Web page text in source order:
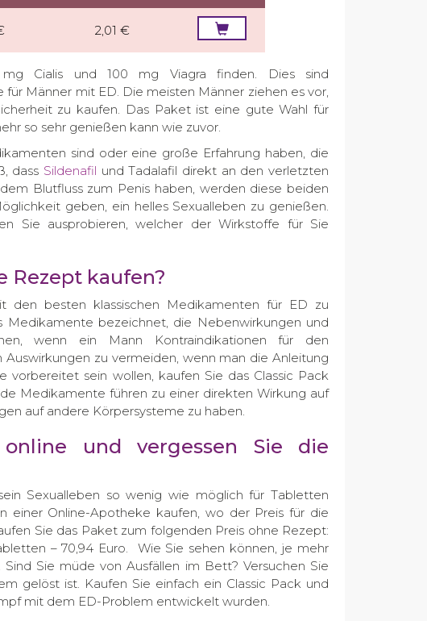
2,01 €
Cialis und 100 mg Viagra finden. Dies sind
Männer mit ED. Die meisten Männer ziehen es vor,
zu kaufen. Das Paket ist eine gute Wahl für
so sehr genießen kann wie zuvor.
sind oder eine große Erfahrung haben, die
dass Sildenafil und Tadalafil direkt an den verletzten
Blutfluss zum Penis haben, werden diese beiden
geben, ein helles Sexualleben zu genießen.
Sie ausprobieren, welcher der Wirkstoffe für Sie
Rezept kaufen?
den besten klassischen Medikamenten für ED zu
Medikamente bezeichnet, die Nebenwirkungen und
wenn ein Mann Kontraindikationen für den
zu vermeiden, wenn man die Anleitung
sein wollen, kaufen Sie das Classic Pack
Medikamente führen zu einer direkten Wirkung auf
auf andere Körpersysteme zu haben.
und vergessen Sie die
Sexualleben so wenig wie möglich für Tabletten
einer Online-Apotheke kaufen, wo der Preis für die
Sie das Paket zum folgenden Preis ohne Rezept:
– 70,94 Euro. Wie Sie sehen können, je mehr
Sie müde von Ausfällen im Bett? Versuchen Sie
gelöst ist. Kaufen Sie einfach ein Classic Pack und
mit dem ED-Problem entwickelt wurden.